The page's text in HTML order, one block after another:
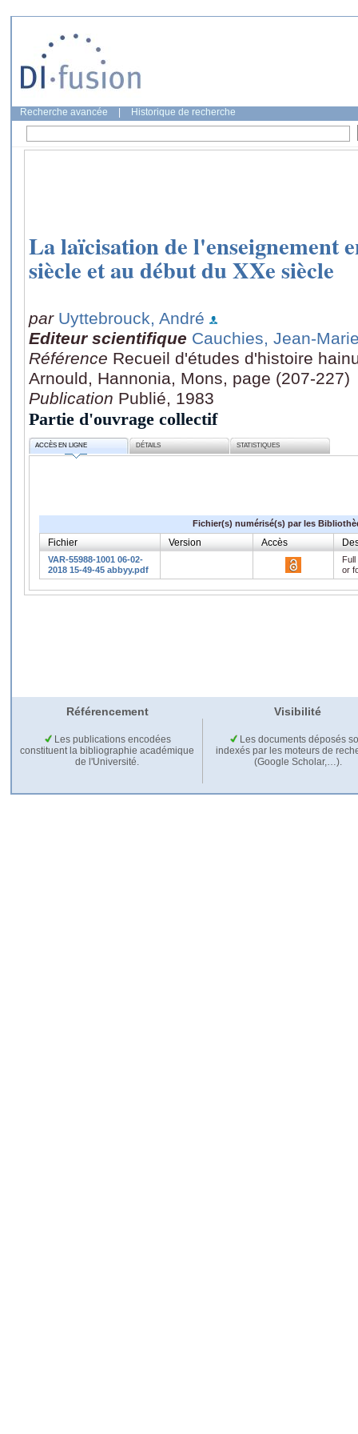
Recherche avancée Historique de recherche
La laïcisation de l'enseignement
siècle et au début du XXe siècle
par Uyttebrouck, André
Editeur scientifique Cauchies, Jean-
Référence Recueil d'études d'histoire
Arnould, Hannonia, Mons, page (207-227)
Publication Publié, 1983
Partie d'ouvrage collectif
ACCÈS EN LIGNE DÉTAILS STATISTIQUES
Fichier(s) numérisé(s) par les
Fichier Version Accès
VAR-55988-1001 06-02-
2018 15-49-45 abbyy.pdf
or
Référencement Visibilité
Les publications encodées
constituent la bibliographie académique
de l'Université.
Les documents déposés
indexés par les moteurs de
(Google Scholar,…).